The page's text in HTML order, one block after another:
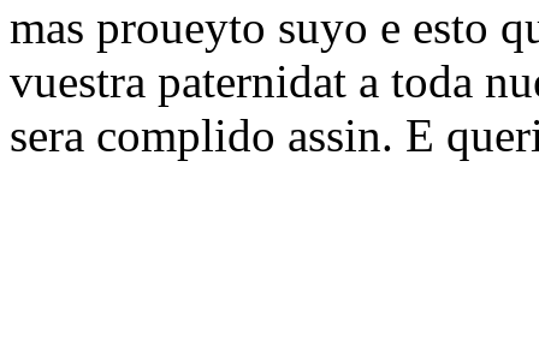
mas proueyto suyo e esto
vuestra paternidat a toda
sera complido assin. E